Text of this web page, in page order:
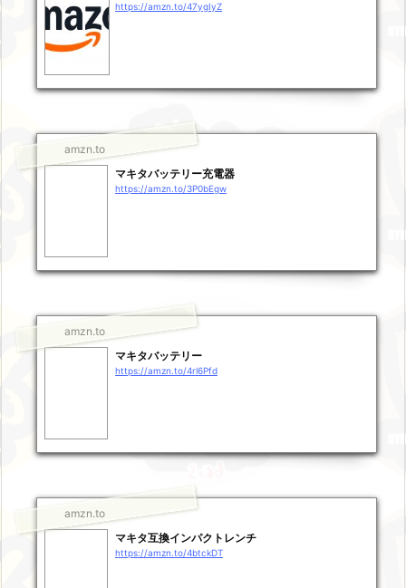
https://amzn.to/47ygIyZ
amzn.to
マキタバッテリー充電器
https://amzn.to/3P0bEgw
amzn.to
マキタバッテリー
https://amzn.to/4rl6Pfd
amzn.to
マキタ互換インパクトレンチ
https://amzn.to/4btckDT